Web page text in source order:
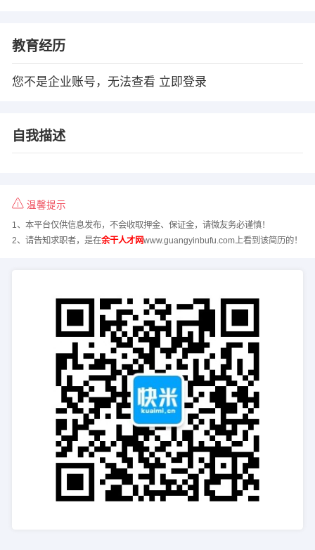
教育经历
您不是企业账号，无法查看 立即登录
自我描述
温馨提示
1、本平台仅供信息发布，不会收取押金、保证金，请微友务必谨慎！
2、请告知求职者，是在余干人才网www.guangyinbufu.com上看到该简历的！